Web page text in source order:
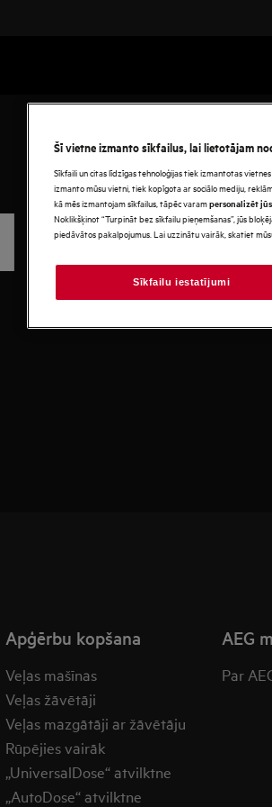
Apģērbu kopšana
Veļas mašīnas
Veļas žāvētāji
Veļas mazgātāji ar žāvētāju
Rūpējies vairāk
„UniversalDose“ atvilktne
„AutoDose“ atvilktne
AEG
Par
Šī vietne izmanto sīkfailus, lai lietotājam
Sīkfaili un citas līdzīgas tehnoloģijas tiek izmantotas
izmanto mūsu vietni, tiek kopīgota ar sociālo mediju,
kā mēs izmantojam sīkfailus, tāpēc varampersonalizēt
Noklikšķinot “Turpināt bez sīkfailu pieņemšanas”, jūs
piedāvātos pakalpojumus. Lai uzzinātu vairāk, skatiet
Sīkfailu iestatījumi